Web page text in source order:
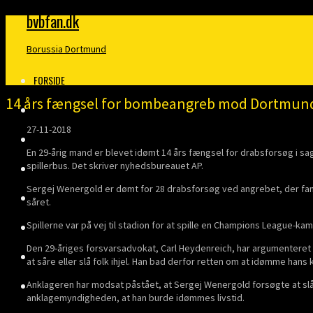
bvbfan.dk
Borussia Dortmund
FORSIDE
KLUBBEN
BUNDESLIGA
DANMARK
FINALER
TRÆNERE
KLOPP
14 års fængsel for bombeangreb mod
27-11-2018
En 29-årig mand er blevet idømt 14 års fængsel for drabsforsøg i
spillerbus. Det skriver nyhedsbureauet AP.
Sergej Wenergold er dømt for 28 drabsforsøg ved angrebet, der
såret.
Spillerne var på vej til stadion for at spille en Champions League-
Den 29-åriges forsvarsadvokat, Carl Heydenreich, har
at såre eller slå folk ihjel. Han bad derfor retten om at idømme
Anklageren har modsat påstået, at Sergej Wenergold forsøgte at
anklagemyndigheden, at han burde idømmes livstid.